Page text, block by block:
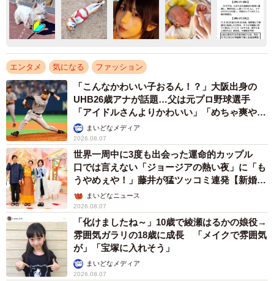
エンタメ 気になる ファッション
「こんなかわいい子おるん！？」大阪出身の
UHB26歳アナが話題…父は元プロ野球選手
「アイドルさんよりかわいい」「めちゃ爽や
か」まいどなメディア
2026.08.07
世界一周中に3度も出会った運命的カップル
口では言えない「ジョージアの熱い夜」に「も
うやめぇや！」藤井が猛ツッコミ連発【新婚さ
ん】まいどなニュース
2026.08.07
「化けましたね～」10歳で綾瀬はるかの娘役→
雰囲気ガラリの18歳に成長 「メイクで雰囲気
が」「宝塚に入れそう」
まいどなメディア
2026.08.07